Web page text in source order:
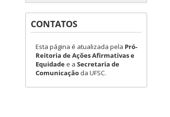
CONTATOS
Esta página é atualizada pela Pró-
Reitoria de Ações Afirmativas e
Equidadee a Secretaria de
Comunicação da UFSC.